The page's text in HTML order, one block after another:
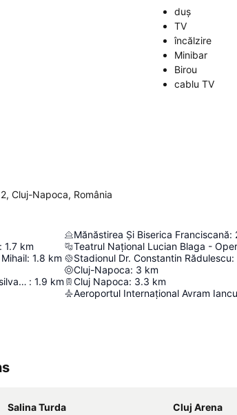
duș
TV
încălzire
Minibar
Birou
cablu TV
Cluj-Napoca, România
: 1.7 km
: 1.8 km
Muzeul Național De Istorie A Transilvaniei : 1.9 km
Mănăstirea Și Biserica Franciscană:
Stadionul Dr. Constantin Rădulescu:
Cluj-Napoca: 3 km
Cluj Napoca: 3.3 km
Salina Turda Cluj Arena